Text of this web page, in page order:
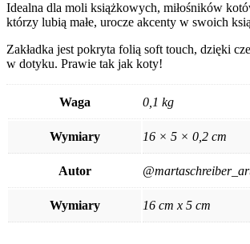
Idealna dla moli książkowych, miłośników
którzy lubią małe, urocze akcenty w swoich
Zakładka jest pokryta folią soft touch, dzięki
w dotyku. Prawie tak jak koty!
Waga 0,1 kg
Wymiary 16 × 5 × 0,2 cm
Autor
Wymiary 16 cm x 5 cm